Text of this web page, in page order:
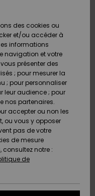
des cookies ou
et/ou accéder à
informations
navigation et votre
présenter des
; pour mesurer la
; pour personnaliser
leur audience ; pour
nos partenaires.
accepter ou non les
ou vous y opposer
pas de votre
de mesure
consultez notre :
de